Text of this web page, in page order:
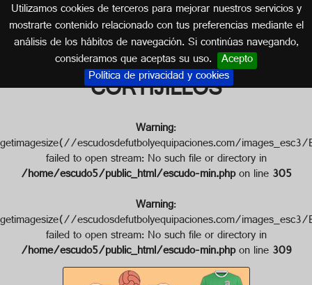
Utilizamos cookies de terceros para mejorar nuestros servicios y
mostrarte contenido relacionado con tus preferencias mediante el
análisis de los hábitos de navegación. Si continúas navegando,
consideramos que aceptas su uso. Acepto
Política de privacidad y cookies
Escudo de A.D. LOS
CORTIJILLOS
CÁDIZ (ANDALUCÍA)
Warning:
getimagesize(//escudosdefutbolyequipaciones.com/
failed to open stream: No such file or directory in
/home/escudo5/public_html/escudo-min.phpon line305
Warning:
getimagesize(//escudosdefutbolyequipaciones.com/
failed to open stream: No such file or directory in
/home/escudo5/public_html/escudo-min.phpon line309